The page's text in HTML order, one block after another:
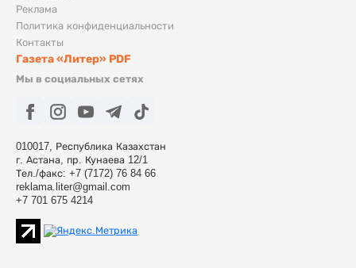
Реклама
Политика конфиденциальности
Контакты
Газета «Литер» PDF
Мы в социальных сетях
010017, Республика Казахстан
г. Астана, пр. Кунаева 12/1
Тел./факс: +7 (7172) 76 84 66
reklama.liter@gmail.com
+7 701 675 4214